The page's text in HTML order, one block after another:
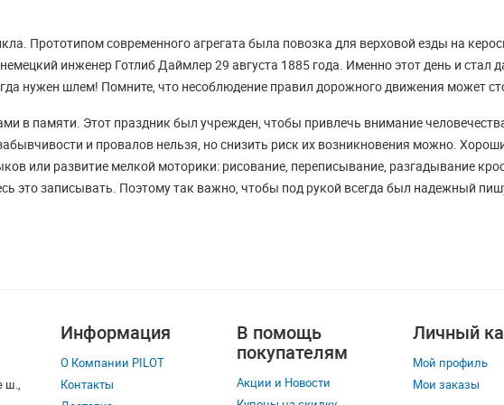
Прототипом современного агрегата была повозка для верховой езды на
инженер Готлиб Даймлер 29 августа 1885 года. Именно этот день и
нужен шлем! Помните, что несоблюдение правил дорожного движения может
в памяти. Этот праздник был учрежден, чтобы привлечь внимание
и провалов нельзя, но снизить риск их возникновения можно.
или развитие мелкой моторики: рисование, переписывание, разгадывание
это записывать. Поэтому так важно, чтобы под рукой всегда был надежный
ш.,
Информация
О Компании PILOT
Контакты
В помощь
покупателям
Акции и Новости
Личный
Мой профиль
Мои заказы